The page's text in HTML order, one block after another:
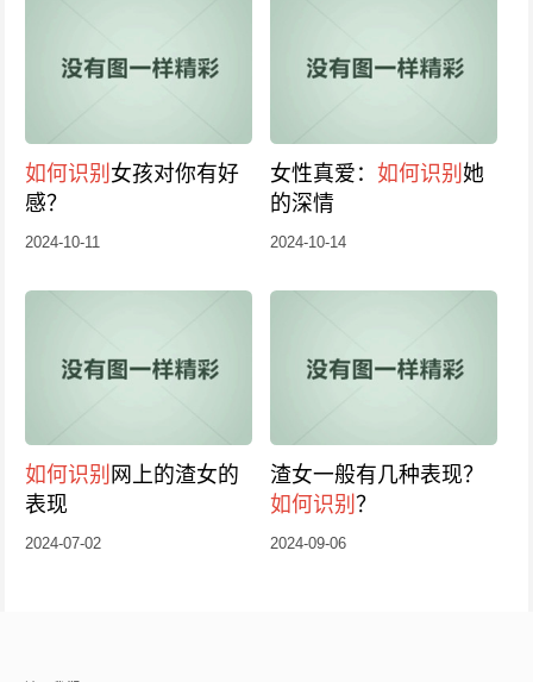
如何识别 女孩对你有好
感？
2024-10-11
女性真爱： 如何识别 她
的深情
2024-10-14
如何识别 网上的渣女的
表现
2024-07-02
渣女一般有几种表现？
如何识别 ？
2024-09-06